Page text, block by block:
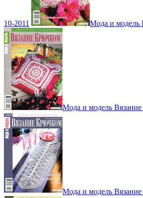
10-2011 Мода и модель
Мода и модель
Мода и модель